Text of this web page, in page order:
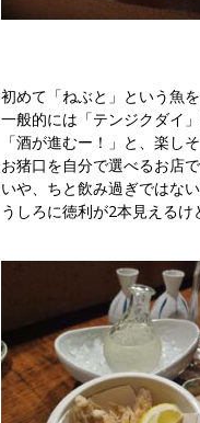
初めて「ねぶと」という魚
一般的には「テンジクダイ
「酒が進むー！」と、楽し
お猪口を自分で選べるお店
いや、ちと飲み過ぎではな
うしろに徳利が2本見えるけ